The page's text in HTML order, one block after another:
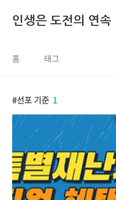
인생은 도전의 연속
홈 태그
선포 기준 1